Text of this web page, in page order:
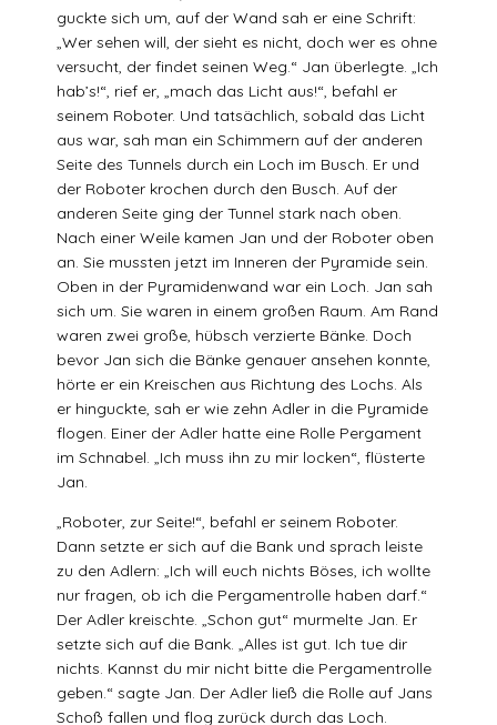
guckte sich um, auf der Wand sah er eine Schrift:
„Wer sehen will, der sieht es nicht, doch wer es ohne
versucht, der findet seinen Weg.“ Jan überlegte. „Ich
hab’s!“, rief er, „mach das Licht aus!“, befahl er
seinem Roboter. Und tatsächlich, sobald das Licht
aus war, sah man ein Schimmern auf der anderen
Seite des Tunnels durch ein Loch im Busch. Er und
der Roboter krochen durch den Busch. Auf der
anderen Seite ging der Tunnel stark nach oben.
Nach einer Weile kamen Jan und der Roboter oben
an. Sie mussten jetzt im Inneren der Pyramide sein.
Oben in der Pyramidenwand war ein Loch. Jan sah
sich um. Sie waren in einem großen Raum. Am Rand
waren zwei große, hübsch verzierte Bänke. Doch
bevor Jan sich die Bänke genauer ansehen konnte,
hörte er ein Kreischen aus Richtung des Lochs. Als
er hinguckte, sah er wie zehn Adler in die Pyramide
flogen. Einer der Adler hatte eine Rolle Pergament
im Schnabel. „Ich muss ihn zu mir locken“, flüsterte
Jan.
„Roboter, zur Seite!“, befahl er seinem Roboter.
Dann setzte er sich auf die Bank und sprach leiste
zu den Adlern: „Ich will euch nichts Böses, ich wollte
nur fragen, ob ich die Pergamentrolle haben darf.“
Der Adler kreischte. „Schon gut“ murmelte Jan. Er
setzte sich auf die Bank. „Alles ist gut. Ich tue dir
nichts. Kannst du mir nicht bitte die Pergamentrolle
geben.“ sagte Jan. Der Adler ließ die Rolle auf Jans
Schoß fallen und flog zurück durch das Loch.